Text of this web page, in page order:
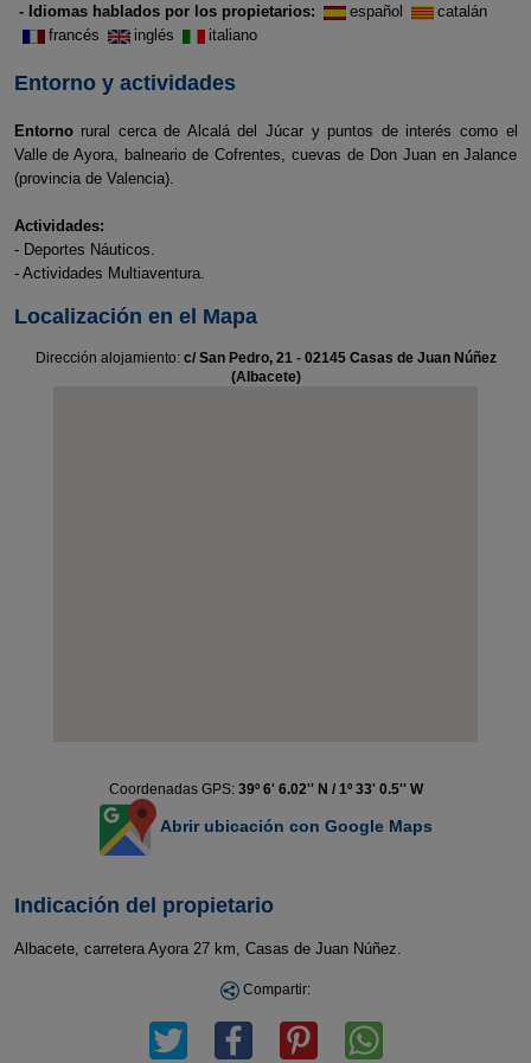
- Idiomas hablados por los propietarios: español
catalán
francés
inglés italiano
Entorno y actividades
Entornorural cerca de Alcalá del Júcar y puntos de interés como el
Valle de Ayora, balneario de Cofrentes, cuevas de Don Juan en Jalance
(provincia de Valencia).
Actividades:
- Deportes Náuticos.
- Actividades Multiaventura.
Localización en el Mapa
Dirección alojamiento: c/ San Pedro, 21 - 02145 Casas de Juan Núñez
(Albacete)
Coordenadas GPS: 39º 6' 6.02'' N / 1º 33' 0.5'' W
Abrir ubicación con Google Maps
Indicación del propietario
Albacete, carretera Ayora 27 km, Casas de Juan Núñez.
Compartir: